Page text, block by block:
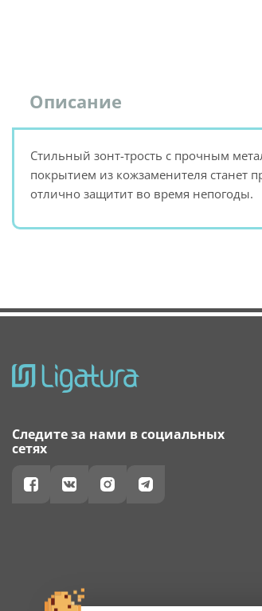
Описание
Стильный зонт-трость с прочным
покрытием из кожзаменителя станет
отлично защитит во время непогоды.
Следите за нами в социальных
сетях